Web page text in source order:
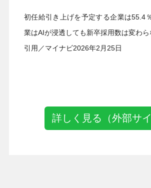
初任給引き上げを予定する企業は55.4
業はAIが浸透しても新卒採用数は変わら
引用／マイナビ2026年2月25日
詳しく見る（外部サイ